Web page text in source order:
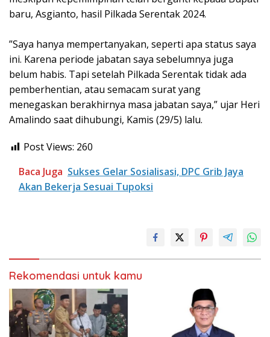
baru, Asgianto, hasil Pilkada Serentak 2024.
‎”Saya hanya mempertanyakan, seperti apa status saya
ini. Karena periode jabatan saya sebelumnya juga
belum habis. Tapi setelah Pilkada Serentak tidak ada
pemberhentian, atau semacam surat yang
menegaskan berakhirnya masa jabatan saya,” ujar Heri
Amalindo saat dihubungi, Kamis (29/5) lalu.
Post Views: 260
Baca Juga Sukses Gelar Sosialisasi, DPC Grib Jaya
Akan Bekerja Sesuai Tupoksi
Rekomendasi untuk kamu